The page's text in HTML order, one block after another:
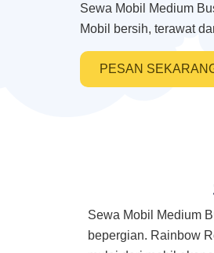
Sewa Mobil Medium
Mobil bersih, terawat
PESAN
Sewa Mobil Medium
bepergian. Rainbow